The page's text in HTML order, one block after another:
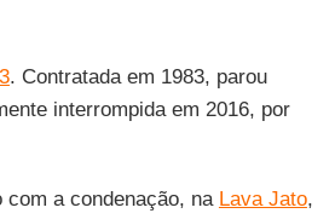
. Contratada em 1983, parou
interrompida em 2016, por
com a condenação, na Lava Jato,